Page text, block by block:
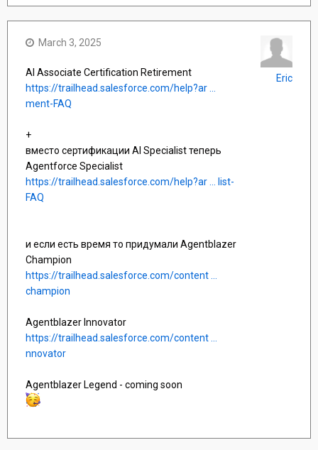
March 3, 2025
AI Associate Certification Retirement
https://trailhead.salesforce.com/help?ar ...
ment-FAQ
+
вместо сертификации AI Specialist теперь
Agentforce Specialist
https://trailhead.salesforce.com/help?ar ... list-
FAQ
и если есть время то придумали Agentblazer
Champion
https://trailhead.salesforce.com/content ...
champion
Agentblazer Innovator
https://trailhead.salesforce.com/content ...
nnovator
Agentblazer Legend - coming soon
Eric